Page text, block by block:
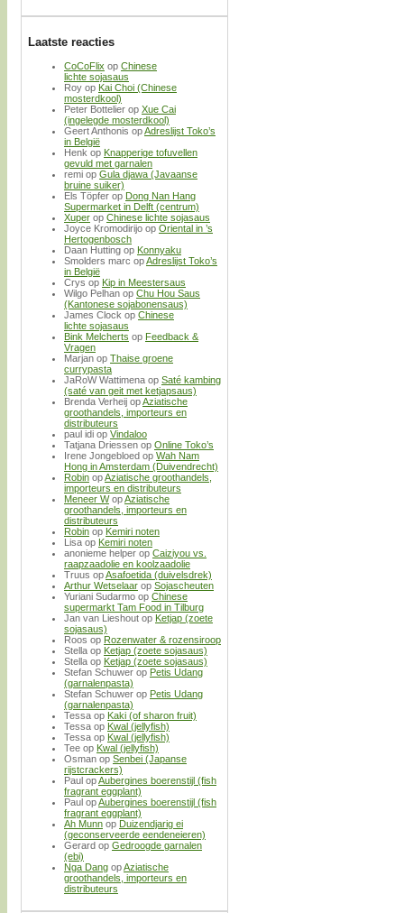
Laatste reacties
CoCoFlix op Chinese
lichte sojasaus
Roy op Kai Choi (Chinese
mosterdkool)
Peter Bottelier op Xue Cai
(ingelegde mosterdkool)
Geert Anthonis opAdreslijst Toko’s
in België
Henk op Knapperige tofuvellen
gevuld met garnalen
remi op Gula djawa (Javaanse
bruine suiker)
Els Töpfer op Dong Nan Hang
Supermarket in Delft (centrum)
Xuper op Chinese lichte sojasaus
Joyce Kromodirijo op Oriental in ’s
Hertogenbosch
Daan Hutting op Konnyaku
Smolders marc opAdreslijst Toko’s
in België
Crys op Kip in Meestersaus
Wilgo Pelhan op Chu Hou Saus
(Kantonese sojabonensaus)
James Clock op Chinese
lichte sojasaus
Bink Melcherts op Feedback &
Vragen
Marjan op Thaise groene
currypasta
JaRoW Wattimena op Saté kambing
(saté van geit met ketjapsaus)
Brenda Verheij opAziatische
groothandels, importeurs en
distributeurs
paul idi op Vindaloo
Tatjana Driessen op Online Toko’s
Irene Jongebloed op Wah Nam
Hong in Amsterdam (Duivendrecht)
Robin opAziatische groothandels,
importeurs en distributeurs
Meneer WopAziatische
groothandels, importeurs en
distributeurs
Robin op Kemiri noten
Lisa op Kemiri noten
anonieme helper op Caiziyou vs.
raapzaadolie en koolzaadolie
Truus opAsafoetida (duivelsdrek)
Arthur Wetselaar op Sojascheuten
Yuriani Sudarmo op Chinese
supermarkt Tam Food in Tilburg
Jan van Lieshout op Ketjap (zoete
sojasaus)
Roos op Rozenwater & rozensiroop
Stella op Ketjap (zoete sojasaus)
Stella op Ketjap (zoete sojasaus)
Stefan Schuwer op Petis Udang
(garnalenpasta)
Stefan Schuwer op Petis Udang
(garnalenpasta)
Tessa op Kaki (of sharon fruit)
Tessa op Kwal (jellyfish)
Tessa op Kwal (jellyfish)
Tee op Kwal (jellyfish)
Osman op Senbei (Japanse
rijstcrackers)
Paul opAubergines boerenstijl (fish
fragrant eggplant)
Paul opAubergines boerenstijl (fish
fragrant eggplant)
Ah Munn op Duizendjarig ei
(geconserveerde eendeneieren)
Gerard op Gedroogde garnalen
(ebi)
Nga Dang opAziatische
groothandels, importeurs en
distributeurs